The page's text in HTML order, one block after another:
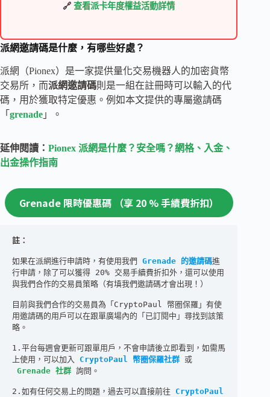
🔗查看派卡年度權益活動詳情
派網邀請碼是什麼，有哪些好處？
派網（Pionex）是一家提供量化交易機器人的加密貨幣
交易所，而派網邀請碼則是一組在註冊時可以輸入的代
碼，用於獲取特定優惠。例如本文提供的專屬邀請碼
「 grenade 」。
延伸閱讀： Pionex 派網是什麼？安全嗎？網格、入金、
出金操作指南
Grenade 限時優惠碼 （享 20 % 手續費折扣）
註：
如果在派網進行申請時，有使用我們 Grenade 的邀請碼進
行申請，除了可以獲得 20% 交易手續費折扣外，還可以使用
與我們合作的交易員策略（有填我們邀請碼才會出現！）
目前與我們合作的交易員為「CryptoPaul 幣圈保羅」有使
用邀請碼的用戶可以在跟單廣場內的「已訂閱中」尋找到該策
略。
1.平台每週會更新可跟單用戶，不會申請後立即看到，如需馬
上使用，可以加入 CryptoPaul 幣圈保羅社群 或
Grenade 社群 詢問。
2.如有任何交易上的問題，過去可以直接前往 CryptoPaul